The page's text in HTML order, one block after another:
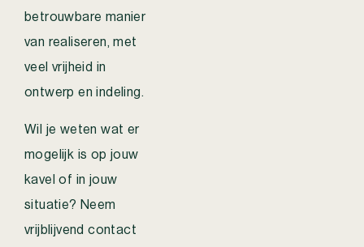
betrouwbare manier
van realiseren, met
veel vrijheid in
ontwerp en indeling.
Wil je weten wat er
mogelijk is op jouw
kavel of in jouw
situatie? Neem
vrijblijvend contact